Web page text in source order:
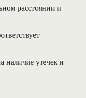
расстоянии и
наличие утечек и